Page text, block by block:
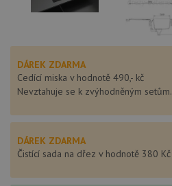
DÁREK ZDARMA
Cedící miska v hodnotě 490,- kč
Nevztahuje se k zvýhodněným setům.
DÁREK ZDARMA
Čistící sada na dřez v hodnotě 380 Kč